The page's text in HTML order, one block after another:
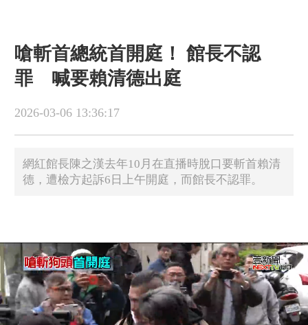
嗆斬首總統首開庭！ 館長不認
罪 喊要賴清德出庭
2026-03-06 13:36:17
網紅館長陳之漢去年10月在直播時脫口要斬首賴清
德，遭檢方起訴6日上午開庭，而館長不認罪。